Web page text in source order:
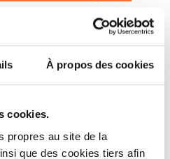
À propos des cookies
cookies.
propres au site de la
que des cookies tiers afin
.
des parties
à l’élaboration de